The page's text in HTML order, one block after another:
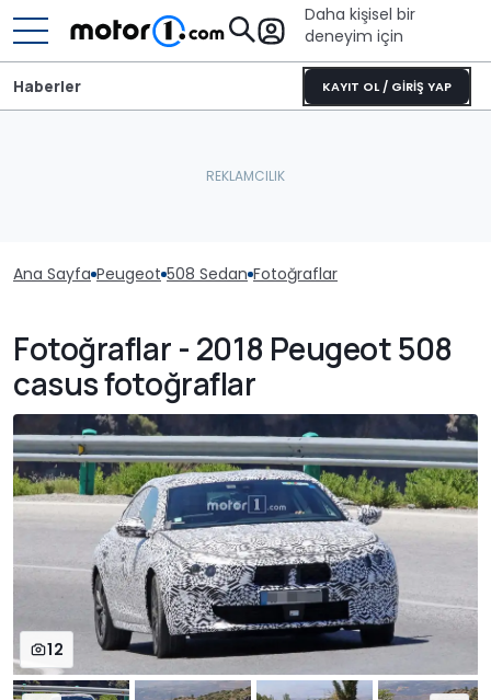
Daha kişisel bir
deneyim için
KAYIT OL / GİRİŞ YAP
Haberler
Ana Sayfa Peugeot 508 Sedan Fotoğraflar
Fotoğraflar - 2018 Peugeot 508
casus fotoğraflar
12